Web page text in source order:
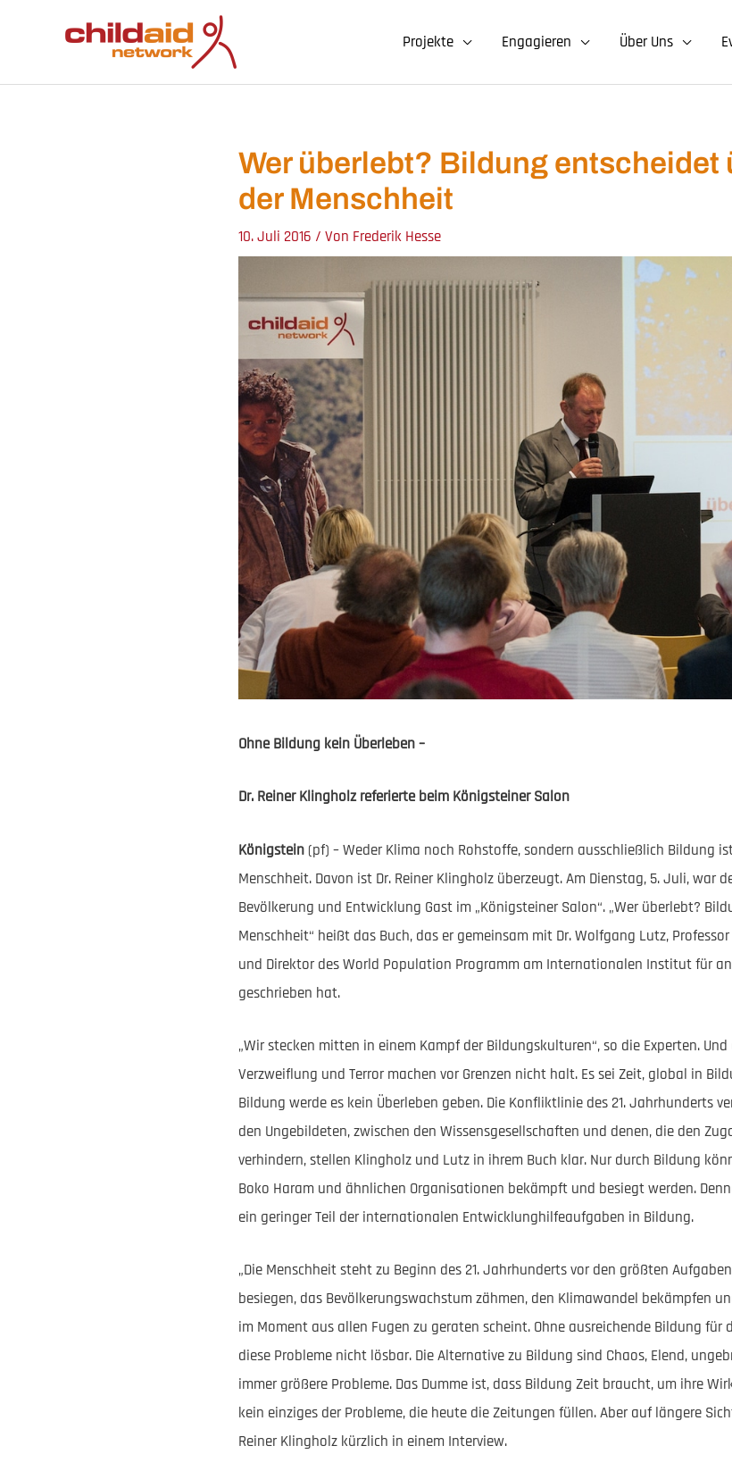
Projekte Engagieren Über Uns
Wer überlebt? Bildung entscheidet
der Menschheit
10. Juli 2016 / Von Frederik Hesse
Ohne Bildung kein Überleben –
Dr. Reiner Klingholz referierte beim Königsteiner Salon
Königstein (pf) – Weder Klima noch Rohstoffe, sondern ausschließlich Bildung
Menschheit. Davon ist Dr. Reiner Klingholz überzeugt. Am Dienstag, 5. Juli, war
Bevölkerung und Entwicklung Gast im „Königsteiner Salon“. „Wer überlebt?
Menschheit“ heißt das Buch, das er gemeinsam mit Dr. Wolfgang Lutz,
und Direktor des World Population Programm am Internationalen Institut für
geschrieben hat.
„Wir stecken mitten in einem Kampf der Bildungskulturen“, so die Experten.
Verzweiflung und Terror machen vor Grenzen nicht halt. Es sei Zeit, global in
Bildung werde es kein Überleben geben. Die Konfliktlinie des 21. Jahrhunderts
den Ungebildeten, zwischen den Wissensgesellschaften und denen, die den
verhindern, stellen Klingholz und Lutz in ihrem Buch klar. Nur durch Bildung
Boko Haram und ähnlichen Organisationen bekämpft und besiegt werden.
ein geringer Teil der internationalen Entwicklunghilfeaufgaben in Bildung.
„Die Menschheit steht zu Beginn des 21. Jahrhunderts vor den größten
besiegen, das Bevölkerungswachstum zähmen, den Klimawandel bekämpfen
im Moment aus allen Fugen zu geraten scheint. Ohne ausreichende Bildung für
diese Probleme nicht lösbar. Die Alternative zu Bildung sind Chaos, Elend,
immer größere Probleme. Das Dumme ist, dass Bildung Zeit braucht, um ihre
kein einziges der Probleme, die heute die Zeitungen füllen. Aber auf längere
Reiner Klingholz kürzlich in einem Interview.